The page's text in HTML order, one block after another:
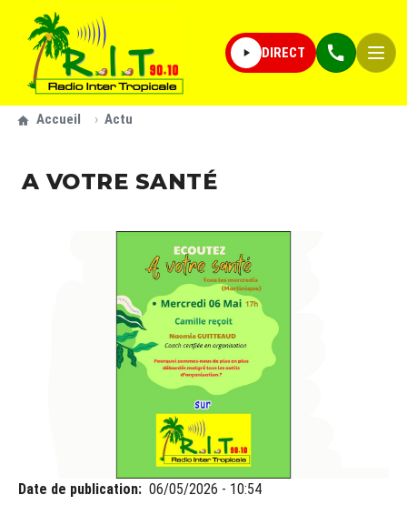
Aller au contenu principal
Navigation principale
DIRECT
Fil d'Ariane
Accueil Actu
A VOTRE SANTÉ
Date de publication
06/05/2026 - 10:54